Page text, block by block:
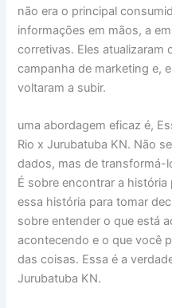
não era o principal
informações em mãos, a
corretivas. Eles atualizaram
campanha de marketing e,
voltaram a subir.
uma abordagem eficaz é,
Rio x Jurubatuba KN. Não
dados, mas de transformá-
É sobre encontrar a
essa história para tomar
sobre entender o que está
acontecendo e o que você
das coisas. Essa é a
Jurubatuba KN.